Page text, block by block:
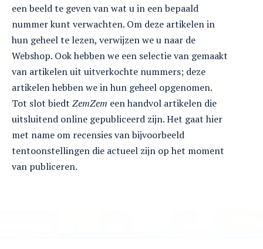
een beeld te geven van wat u in een bepaald
nummer kunt verwachten. Om deze artikelen in
hun geheel te lezen, verwijzen we u naar de
Webshop. Ook hebben we een selectie van gemaakt
van artikelen uit uitverkochte nummers; deze
artikelen hebben we in hun geheel opgenomen.
Tot slot biedt ZemZem een handvol artikelen die
uitsluitend online gepubliceerd zijn. Het gaat hier
met name om recensies van bijvoorbeeld
tentoonstellingen die actueel zijn op het moment
van publiceren.